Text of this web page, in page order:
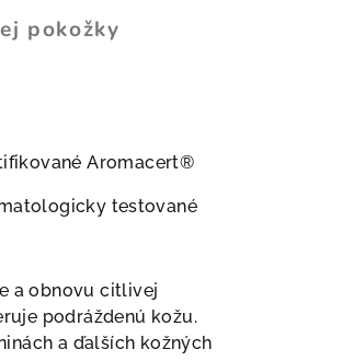
pokožky
Aromacert®
testované
a obnovu citlivej
podráždenú kožu.
a ďalších kožných